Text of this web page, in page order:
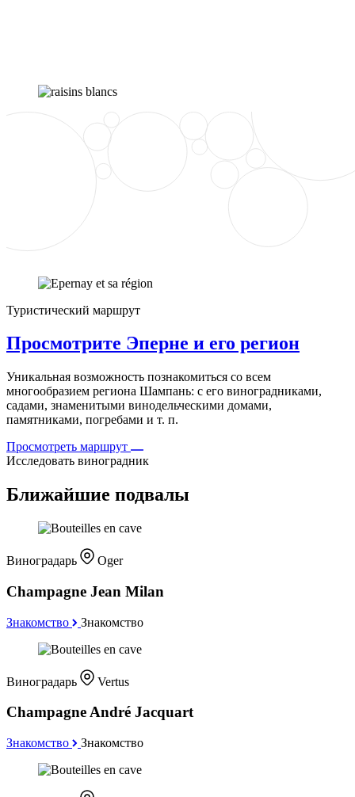
Туристический маршрут
Просмотрите Эперне и его регион
Уникальная возможность познакомиться со всем
многообразием региона Шампань: с его виноградниками,
садами, знаменитыми винодельческими домами,
памятниками, погребами и т. п.
Просмотреть маршрут
Исследовать виноградник
Ближайшие подвалы
Виноградарь Oger
Champagne Jean Milan
Знакомство Знакомство
Виноградарь Vertus
Champagne André Jacquart
Знакомство Знакомство